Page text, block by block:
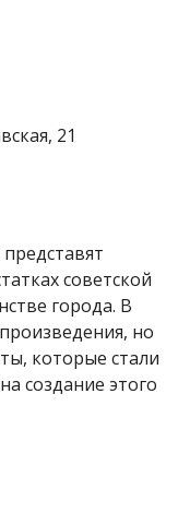
21
советской
города. В
но
которые стали
создание этого